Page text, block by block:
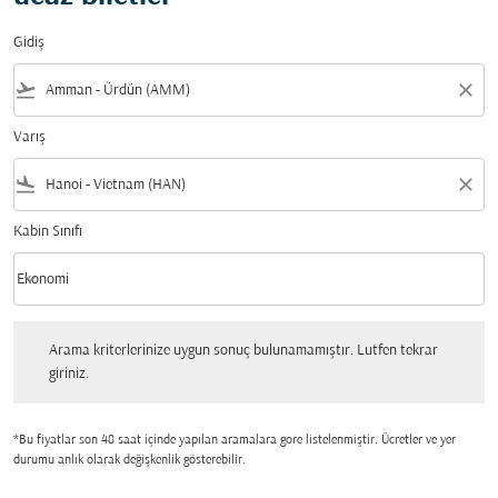
Gidiş
flight_takeoff close
Varış
flight_land close
Kabin Sınıfı
Kabin Sınıfı option Ekonomi Selected
Ekonomi
keyboard_arrow_down
Arama kriterlerinize uygun sonuç bulunamamıştır. Lutfen tekrar
giriniz.
*Bu fiyatlar son 48 saat içinde yapılan aramalara gore listelenmiştir. Ücretler ve yer
durumu anlık olarak değişkenlik gösterebilir.